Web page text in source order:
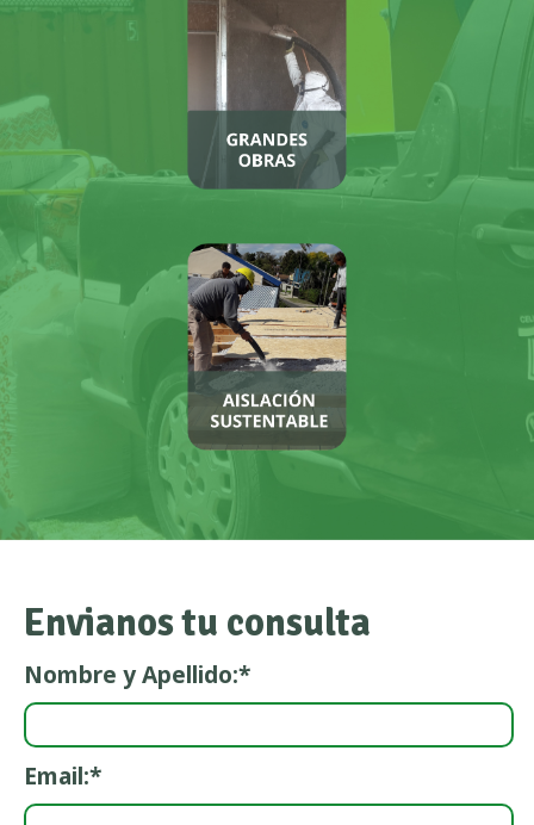
Envianos tu consulta
Nombre y Apellido:*
Email:*